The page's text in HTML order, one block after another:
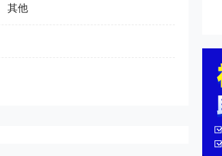
其他